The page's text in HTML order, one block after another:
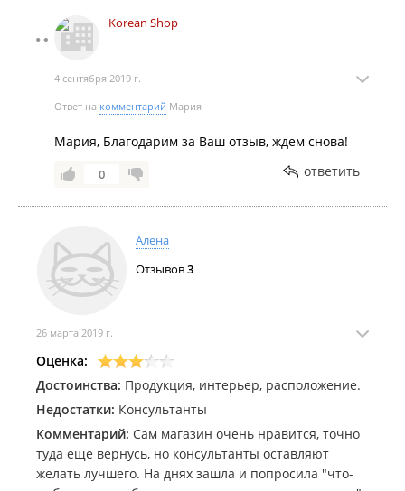
Korean Shop
4 сентября 2019 г.
Ответ на комментарий Мария
Мария, Благодарим за Ваш отзыв, ждем снова!
0 ответить
Алена
Отзывов3
26 марта 2019 г.
Оценка:
Достоинства: Продукция, интерьер, расположение.
Недостатки: Консультанты
Комментарий: Сам магазин очень нравится, точно
туда еще вернусь, но консультанты оставляют
желать лучшего. На днях зашла и попросила "что-